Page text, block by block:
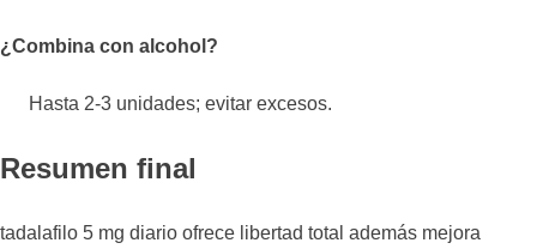
¿Combina con alcohol?
Hasta 2-3 unidades; evitar excesos.
Resumen final
tadalafilo 5 mg diario ofrece libertad total además mejora